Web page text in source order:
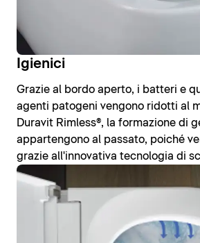
Igienici
Grazie al bordo aperto, i batteri e
agenti patogeni vengono ridotti al
Duravit Rimless®, la formazione di
appartengono al passato, poiché
grazie all'innovativa tecnologia di